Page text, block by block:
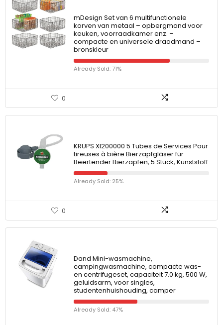
mDesign Set van 6 multifunctionele
korven van metaal – opbergmand voor
keuken, voorraadkamer enz. –
compacte en universele draadmand –
bronskleur
Already Sold: 71%
0
KRUPS XI200000 5 Tubes de Services Pour
tireuses à bière Bierzapfgläser für
Beertender Bierzapfen, 5 Stück, Kunststoff
Already Sold: 25%
0
Dand Mini-wasmachine,
campingwasmachine, compacte was-
en centrifugeset, capaciteit 7.0 kg, 500 W,
geluidsarm, voor singles,
studentenhuishouding, camper
Already Sold: 47%